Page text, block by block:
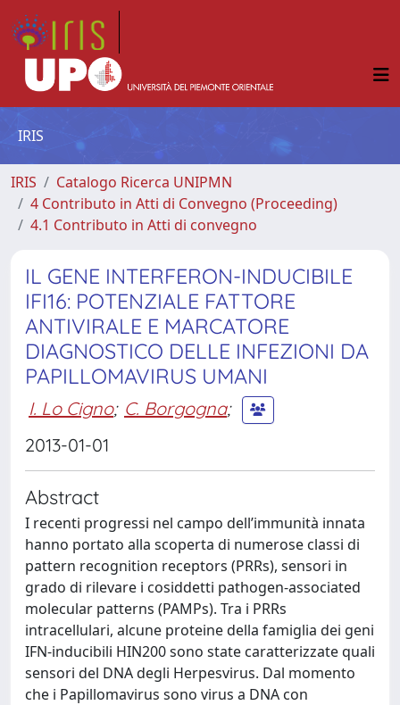
IRIS
IRIS
Catalogo Ricerca UNIPMN
4 Contributo in Atti di Convegno (Proceeding)
4.1 Contributo in Atti di convegno
IL GENE INTERFERON-INDUCIBILE
IFI16: POTENZIALE FATTORE
ANTIVIRALE E MARCATORE
DIAGNOSTICO DELLE INFEZIONI DA
PAPILLOMAVIRUS UMANI
I. Lo Cigno; C. Borgogna;
2013-01-01
Abstract
I recenti progressi nel campo dell’immunità innata
hanno portato alla scoperta di numerose classi di
pattern recognition receptors (PRRs), sensori in
grado di rilevare i cosiddetti pathogen-associated
molecular patterns (PAMPs). Tra i PRRs
intracellulari, alcune proteine della famiglia dei geni
IFN-inducibili HIN200 sono state caratterizzate quali
sensori del DNA degli Herpesvirus. Dal momento
che i Papillomavirus sono virus a DNA con